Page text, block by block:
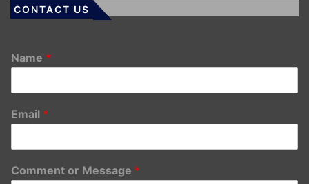
CONTACT US
Name *
Email *
Comment or Message *